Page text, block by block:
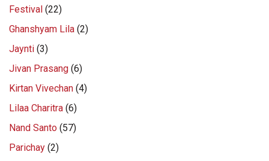
Festival (22)
Ghanshyam Lila (2)
Jaynti (3)
Jivan Prasang (6)
Kirtan Vivechan (4)
Lilaa Charitra (6)
Nand Santo (57)
Parichay (2)